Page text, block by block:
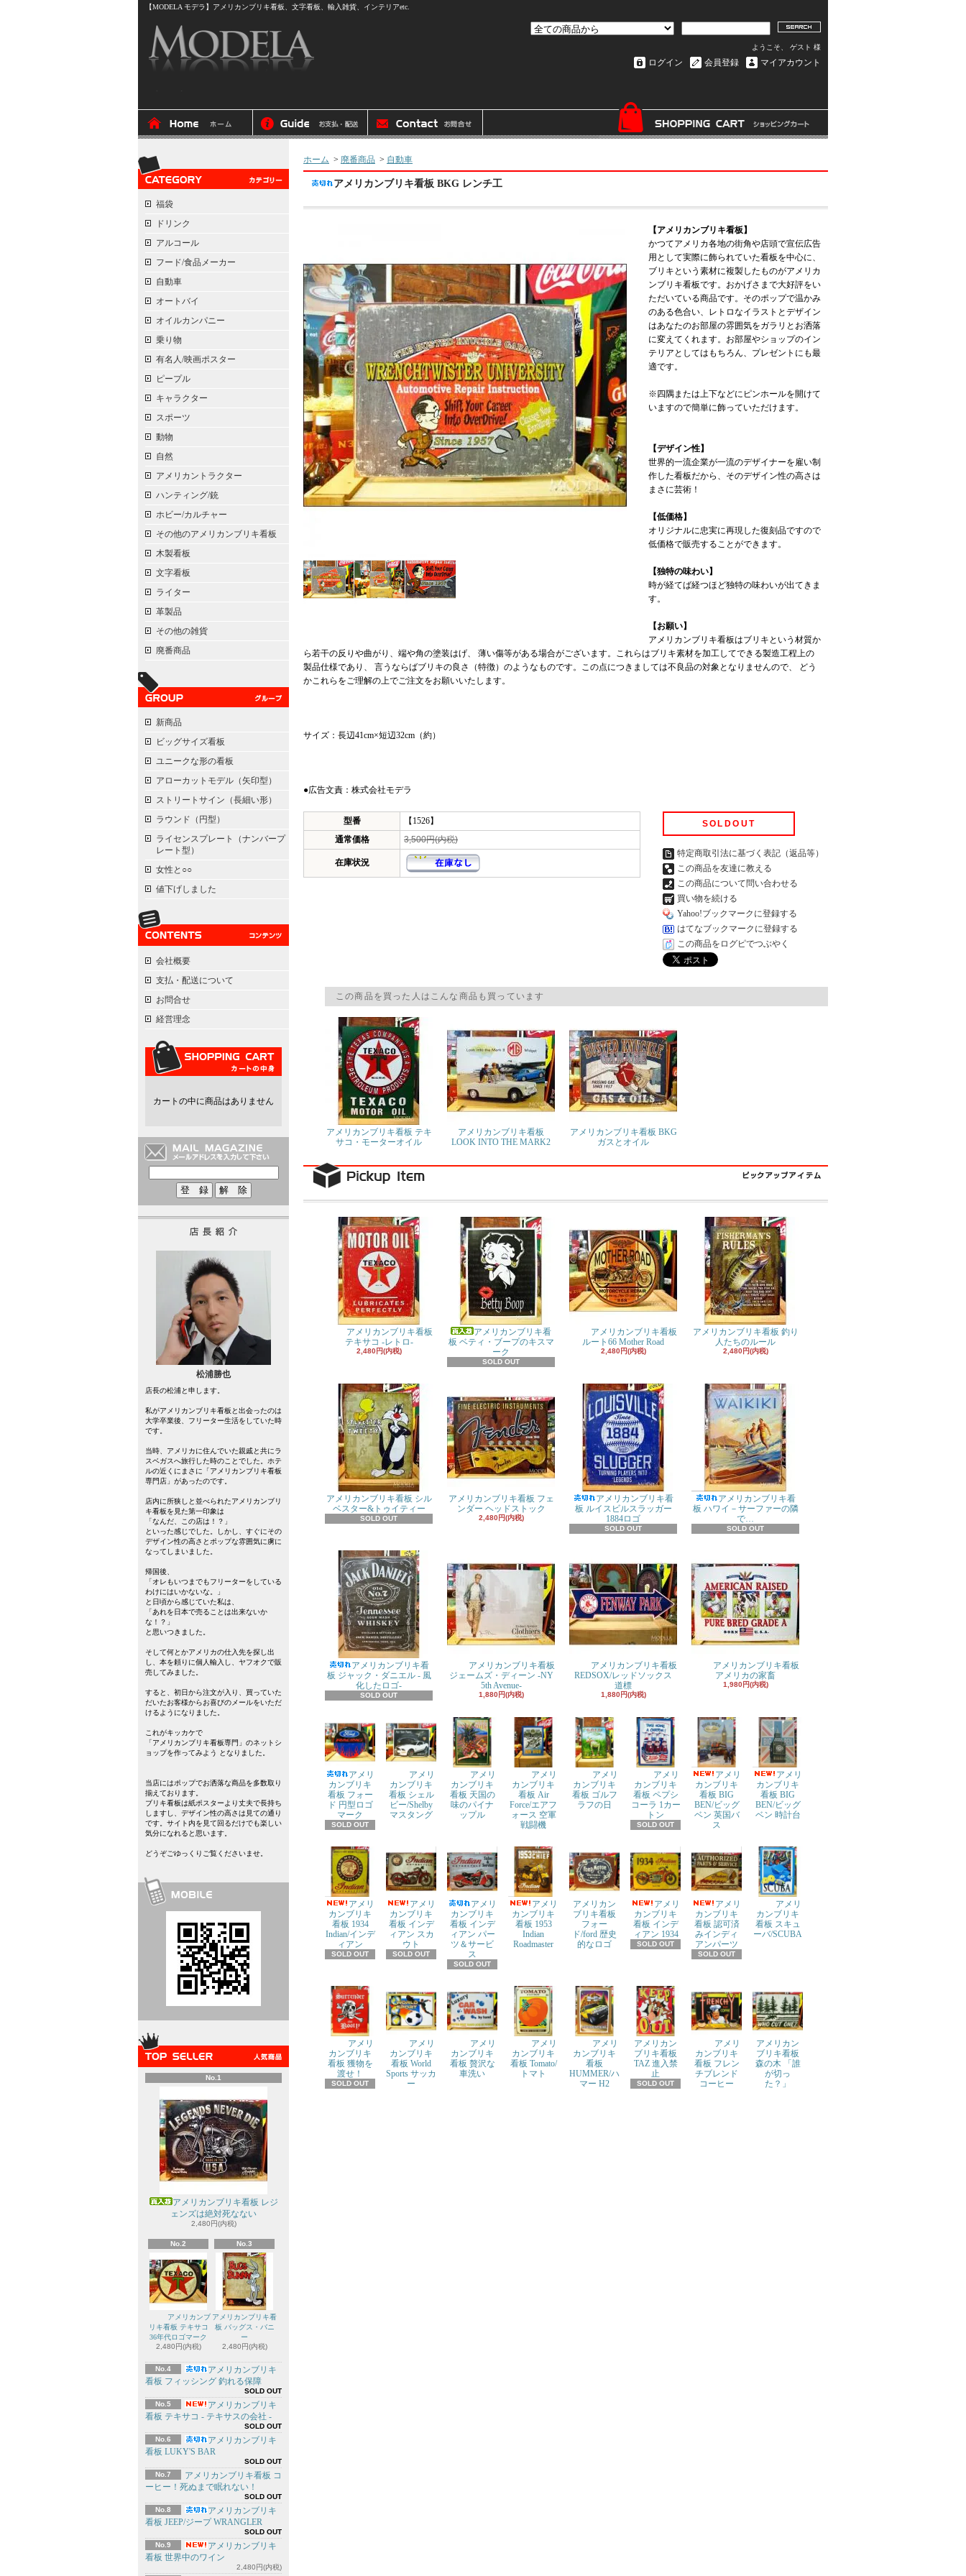
【MODELA モデラ】アメリカンブリキ看板、文字看板、輸入雑貨、インテリアetc.
ようこそ、 ゲスト 様
マイアカウント
会員登録
ログイン
福袋
ドリンク
アルコール
フード/食品メーカー
自動車
オートバイ
オイルカンパニー
乗り物
有名人/映画ポスター
ピープル
キャラクター
スポーツ
動物
自然
アメリカントラクター
ハンティング/銃
ホビー/カルチャー
その他のアメリカンブリキ看板
木製看板
文字看板
ライター
革製品
その他の雑貨
廃番商品
新商品
ビッグサイズ看板
ユニークな形の看板
アローカットモデル（矢印型）
ストリートサイン（長細い形）
ラウンド（円型）
ライセンスプレート（ナンバープ
レート型）
女性と○○
値下げしました
会社概要
支払・配送について
お問合せ
経営理念
カートの中に商品はありません
松浦勝也
店長の松浦と申します。
私がアメリカンブリキ看板と出会ったのは
大学卒業後、フリーター生活をしていた時
です。
当時、アメリカに住んでいた親戚と共にラ
スベガスへ旅行した時のことでした。ホテ
ルの近くにまさに「アメリカンブリキ看板
専門店」があったのです。
店内に所狭しと並べられたアメリカンブリ
キ看板を見た第一印象は
「なんだ、この店は！？」
といった感じでした。しかし、すぐにその
デザイン性の高さとポップな雰囲気に虜に
なってしまいました。
帰国後、
「オレもいつまでもフリーターをしている
わけにはいかないな。」
と日頃から感じていた私は、
「あれを日本で売ることは出来ないか
な！？」
と思いつきました。
そして何とかアメリカの仕入先を探し出
し、本を頼りに個人輸入し、ヤフオクで販
売してみました。
すると、初日から注文が入り、買っていた
だいたお客様からお喜びのメールをいただ
けるようになりました。
これがキッカケで
「アメリカンブリキ看板専門」のネットシ
ョップを作ってみよう となりました。
当店にはポップでお洒落な商品を多数取り
揃えております。
ブリキ看板は紙ポスターより丈夫で長持ち
しますし、デザイン性の高さは見ての通り
です。サイト内を見て回るだけでも楽しい
気分になれると思います。
どうぞごゆっくりご覧くださいませ。
No.1
アメリカンブリキ看板 レジ
ェンズは絶対死なない
2,480円(内税)
No.2
アメリカンブ
リキ看板 テキサコ
36年代ロゴマーク
2,480円(内税)
No.3
アメリカンブリキ看
板 バッグス・バニ
ー
2,480円(内税)
No.4
アメリカンブリキ
看板 フィッシング 釣れる保障
SOLD OUT
No.5
アメリカンブリキ
看板 テキサコ - テキサスの会社 -
SOLD OUT
No.6
アメリカンブリキ
看板 LUKY'S BAR
SOLD OUT
No.7
アメリカンブリキ看板 コ
ーヒー！死ぬまで眠れない！
SOLD OUT
No.8
アメリカンブリキ
看板 JEEP/ジープ WRANGLER
SOLD OUT
No.9
アメリカンブリキ
看板 世界中のワイン
2,480円(内税)
ホーム > 廃番商品 > 自動車
アメリカンブリキ看板 BKG レンチ工
【アメリカンブリキ看板】
かつてアメリカ各地の街角や店頭で宣伝広告
用として実際に飾られていた看板を中心に、
ブリキという素材に複製したものがアメリカ
ンブリキ看板です。おかげさまで大好評をい
ただいている商品です。そのポップで温かみ
のある色合い、レトロなイラストとデザイン
はあなたのお部屋の雰囲気をガラリとお洒落
に変えてくれます。お部屋やショップのイン
テリアとしてはもちろん、プレゼントにも最
適です。
※四隅または上下などにピンホールを開けて
いますので簡単に飾っていただけます。
【デザイン性】
世界的一流企業が一流のデザイナーを雇い制
作した看板だから、そのデザイン性の高さは
まさに芸術！
【低価格】
オリジナルに忠実に再現した復刻品ですので
低価格で販売することができます。
【独特の味わい】
時が経てば経つほど独特の味わいが出てきま
す。
【お願い】
アメリカンブリキ看板はブリキという材質か
ら若干の反りや曲がり、端や角の塗装はげ、 薄い傷等がある場合がございます。これらはブリキ素材を加工してできる製造工程上の
製品仕様であり、 言うならばブリキの良さ（特徴）のようなものです。この点につきましては不良品の対象となりませんので、 どう
かこれらをご理解の上でご注文をお願いいたします。
サイズ：長辺41cm×短辺32cm（約）
●広告文責：株式会社モデラ
型番
【1526】
通常価格
3,500円(内税)
在庫状況
SOLDOUT
特定商取引法に基づく表記（返品等）
この商品を友達に教える
この商品について問い合わせる
買い物を続ける
Yahoo!ブックマークに登録する
はてなブックマークに登録する
この商品をログピでつぶやく
この商品を買った人はこんな商品も買っています
アメリカンブリキ看板 テキ
サコ・モーターオイル
アメリカンブリキ看板
LOOK INTO THE MARK2
アメリカンブリキ看板 BKG
ガスとオイル
アメリカンブリキ看板
テキサコ -レトロ-
2,480円(内税)
アメリカンブリキ看
板 ベティ・ブープのキスマ
ーク
SOLD OUT
アメリカンブリキ看板
ルート66 Mother Road
2,480円(内税)
アメリカンブリキ看板 釣り
人たちのルール
2,480円(内税)
アメリカンブリキ看板 シル
ベスター&トゥイティー
SOLD OUT
アメリカンブリキ看板 フェ
ンダー ヘッドストック
2,480円(内税)
アメリカンブリキ看
板 ルイスビルスラッガー
1884ロゴ
SOLD OUT
アメリカンブリキ看
板 ハワイ－サーファーの隣
で…
SOLD OUT
アメリカンブリキ看
板 ジャック・ダニエル - 風
化したロゴ-
SOLD OUT
アメリカンブリキ看板
ジェームズ・ディーン -NY
5th Avenue-
1,880円(内税)
アメリカンブリキ看板
REDSOX/レッドソックス
道標
1,880円(内税)
アメリカンブリキ看板
アメリカの家畜
1,980円(内税)
アメリ
カンブリキ
看板 フォー
ド 円型ロゴ
マーク
SOLD OUT
アメリ
カンブリキ
看板 シェル
ビー/Shelby
マスタング
アメリ
カンブリキ
看板 天国の
味のパイナ
ップル
アメリ
カンブリキ
看板 Air
Force/エアフ
ォース 空軍
戦闘機
アメリ
カンブリキ
看板 ゴルフ
ラフの日
アメリ
カンブリキ
看板 ペプシ
コーラ 1カー
トン
SOLD OUT
アメリ
カンブリキ
看板 BIG
BEN/ビッグ
ベン 英国バ
ス
アメリ
カンブリキ
看板 BIG
BEN/ビッグ
ベン 時計台
アメリ
カンブリキ
看板 1934
Indian/インデ
ィアン
SOLD OUT
アメリ
カンブリキ
看板 インデ
ィアン スカ
ウト
SOLD OUT
アメリ
カンブリキ
看板 インデ
ィアン パー
ツ＆サービ
ス
SOLD OUT
アメリ
カンブリキ
看板 1953
Indian
Roadmaster
アメリカン
ブリキ看板
フォー
ド/ford 歴史
的なロゴ
アメリ
カンブリキ
看板 インデ
ィアン 1934
SOLD OUT
アメリ
カンブリキ
看板 認可済
みインディ
アンパーツ
SOLD OUT
アメリ
カンブリキ
看板 スキュ
ーバ/SCUBA
アメリ
カンブリキ
看板 獲物を
渡せ！
SOLD OUT
アメリ
カンブリキ
看板 World
Sports サッカ
ー
アメリ
カンブリキ
看板 贅沢な
車洗い
アメリ
カンブリキ
看板 Tomato/
トマト
アメリ
カンブリキ
看板
HUMMER/ハ
マー H2
アメリカン
ブリキ看板
TAZ 進入禁
止
SOLD OUT
アメリ
カンブリキ
看板 フレン
チブレンド
コーヒー
アメリカン
ブリキ看板
森の木 「誰
が切っ
た？」